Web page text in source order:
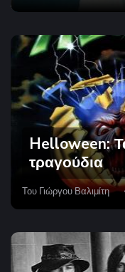
Helloween:
τραγούδια
Του Γιώργου Βαλιμίτη